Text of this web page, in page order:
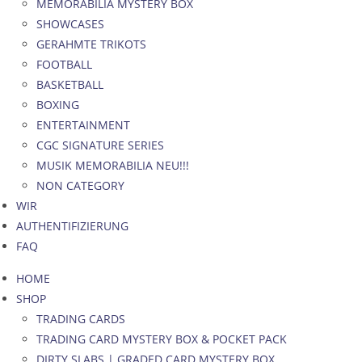
MEMORABILIA MYSTERY BOX
SHOWCASES
GERAHMTE TRIKOTS
FOOTBALL
BASKETBALL
BOXING
ENTERTAINMENT
CGC SIGNATURE SERIES
MUSIK MEMORABILIA NEU!!!
NON CATEGORY
WIR
AUTHENTIFIZIERUNG
FAQ
HOME
SHOP
TRADING CARDS
TRADING CARD MYSTERY BOX & POCKET PACK